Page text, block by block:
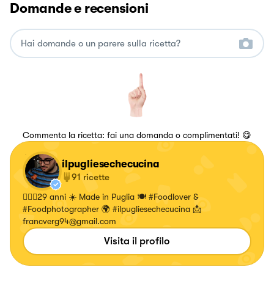
Domande e recensioni
Commenta la ricetta: fai una domanda o complimentati! 😋
ilpugliesechecucina
91 ricette
🙋🏻‍♂️29 anni ☀️ Made in Puglia 🍽 #Foodlover &
#Foodphotographer 🌍 #ilpugliesechecucina 📩
francverg94@gmail.com
Visita il profilo